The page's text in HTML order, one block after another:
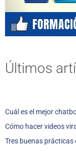
Últimos
Cuál es el mejor
Cómo hacer videos
Tres buenas prácticas